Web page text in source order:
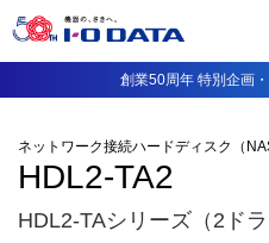
創業50周年 特別企画
ネットワーク接続ハードディスク（
HDL2-TA2
HDL2-TAシリーズ（2ドラ